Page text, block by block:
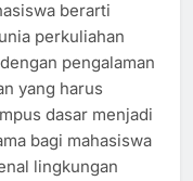
berarti
perkuliahan
pengalaman
yang harus
dasar menjadi
bagi mahasiswa
lingkungan